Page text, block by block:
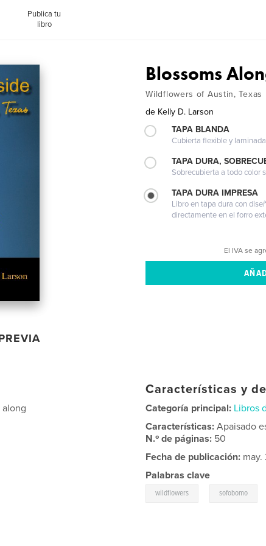
Publica tu
libro
Blossoms
Wildflowers of Austin, Texas
de Kelly D. Larson
TAPA BLANDA
Cubierta flexible y
TAPA DURA,
Sobrecubierta a todo color
TAPA DURA IMPRESA
Libro en tapa dura con
directamente en el forro
El IVA se
Características y
Categoría principal: Libros
Características:Apaisado
N.º de páginas: 50
Fecha de publicación:
Palabras clave
wildflowers sofobomo